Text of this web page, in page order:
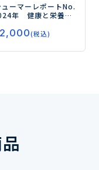
ューマーレポートNo.
年 健康と栄養に
プロテイン」の摂
5年連続で上昇、
向上」はコロナ収
(税込)